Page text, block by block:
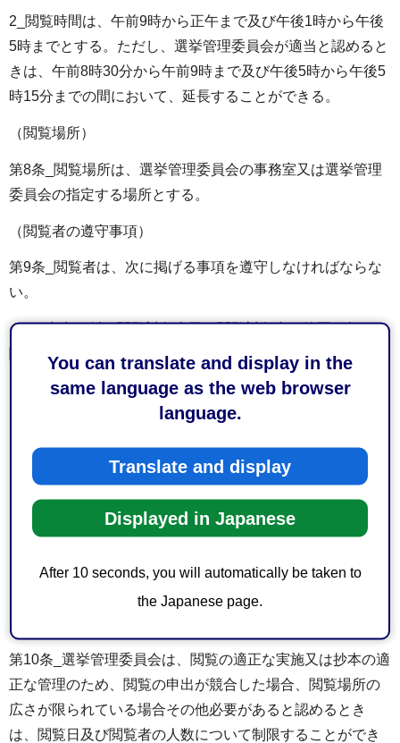
You can translate and display in the
same language as the web browser
language.
Translate and display
Displayed in Japanese
After 10 seconds, you will automatically be taken to
the Japanese page.
2_閲覧時間は、午前9時から正午まで及び午後1時から午後
5時までとする。ただし、選挙管理委員会が適当と認めると
きは、午前8時30分から午前9時まで及び午後5時から午後5
時15分までの間において、延長することができる。
（閲覧場所）
第8条_閲覧場所は、選挙管理委員会の事務室又は選挙管理
委員会の指定する場所とする。
（閲覧者の遵守事項）
第9条_閲覧者は、次に掲げる事項を遵守しなければならな
い。
（1）申出に係る閲覧対象者又は閲覧対象者の範囲を超えて
閲覧しないこと。
（2）抄本の取扱いに当たっては、汚損又は破損することの
ないように十分注意すること。
（3）指定された場所以外に抄本を持ち出さないこと。
（4）抄本の記載事項を写し取る場合は筆記に限ること。
（5）職員の事務の妨げとなる行為をしないこと。
第10条_選挙管理委員会は、閲覧の適正な実施又は抄本の適
正な管理のため、閲覧の申出が競合した場合、閲覧場所の
広さが限られている場合その他必要があると認めるとき
は、閲覧日及び閲覧者の人数について制限することができ